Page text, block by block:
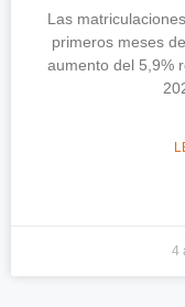
Las
primeros meses
aumento del 5,9%
4